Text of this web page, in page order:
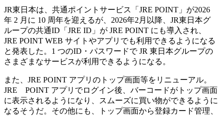
JR東日本は、共通ポイントサービス「JRE POINT」が2026
年 2 月に 10 周年を迎えるが、2026年2月以降、JR東日本グ
ループの共通ID「JRE ID」が JRE POINT にも導入され、
JRE POINT WEB サイトやアプリでも利用できるようになる
と発表した。1 つのID・パスワードで JR 東日本グループの
さまざまなサービスが利用できるようになる。
また、JRE POINT アプリのトップ画面等をリニューアル。
JRE POINT アプリでログイン後、バーコードがトップ画面
に表示されるようになり、スムーズに買い物ができるように
なるそうだ。その他にも、トップ画面から登録カード管理、